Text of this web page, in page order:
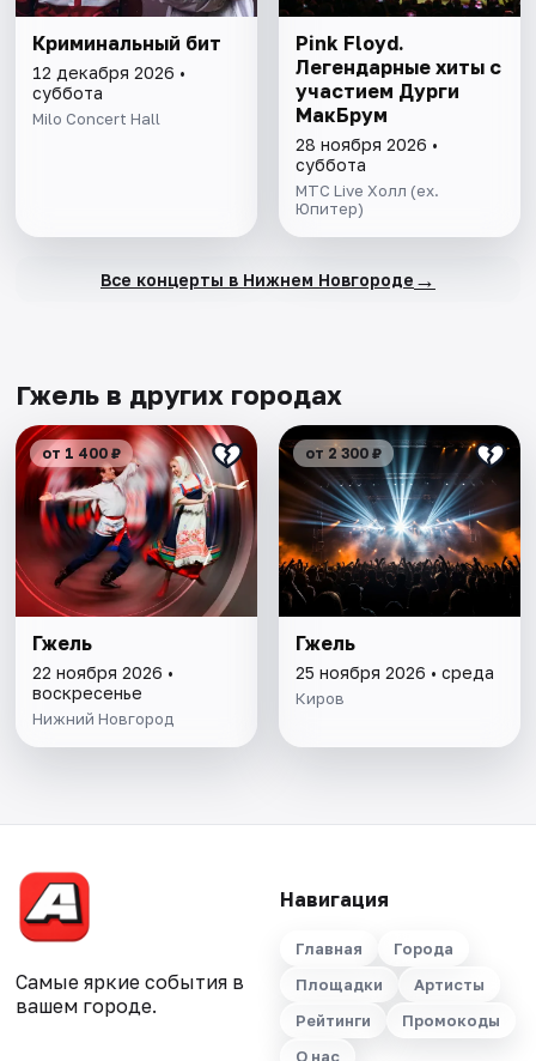
Криминальный бит
12 декабря 2026 •
суббота
Milo Concert Hall
Pink Floyd.
Легендарные хиты с
участием Дурги
МакБрум
28 ноября 2026 •
суббота
МТС Live Холл (ex.
Юпитер)
Все концерты в Нижнем Новгороде →
Гжель в других городах
от 1 400 ₽
Гжель
22 ноября 2026 •
воскресенье
Нижний Новгород
от 2 300 ₽
Гжель
25 ноября 2026 • среда
Киров
Самые яркие события в
вашем городе.
Навигация
Главная
Города
Площадки
Артисты
Рейтинги
Промокоды
О нас